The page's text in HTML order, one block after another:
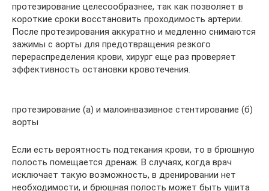
протезирование целесообразнее, так как позволяет в
короткие сроки восстановить проходимость артерии.
После протезирования аккуратно и медленно снимаются
зажимы с аорты для предотвращения резкого
перераспределения крови, хирург еще раз проверяет
эффективность остановки кровотечения.
протезирование (а) и малоинвазивное стентирование (б)
аорты
Если есть вероятность подтекания крови, то в брюшную
полость помещается дренаж. В случаях, когда врач
исключает такую возможность, в дренировании нет
необходимости, и брюшная полость может быть ушита